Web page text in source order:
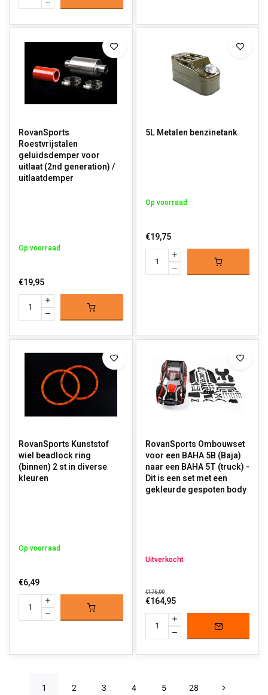
RovanSports
Roestvrijstalen
geluidsdemper voor
uitlaat (2nd generation) /
uitlaatdemper
Op voorraad
€19,95
5L Metalen benzinetank
Op voorraad
€19,75
RovanSports Kunststof
wiel beadlock ring
(binnen) 2 st in diverse
kleuren
Op voorraad
€6,49
RovanSports Ombouwset
voor een BAHA 5B (Baja)
naar een BAHA 5T (truck) -
Dit is een set met een
gekleurde gespoten body
Uitverkocht
€175,00
€164,95
1 2 3 4 5 28